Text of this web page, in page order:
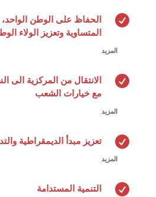

الحفاظ على الوطن
المتساوية وتعزيز الولاء
المزيد

الانتقال من المركزية الى
مع خيارات الشعب
المزيد
 تعزيز مبدأ الديمقراطية
المزيد
 التنمية المستدامة